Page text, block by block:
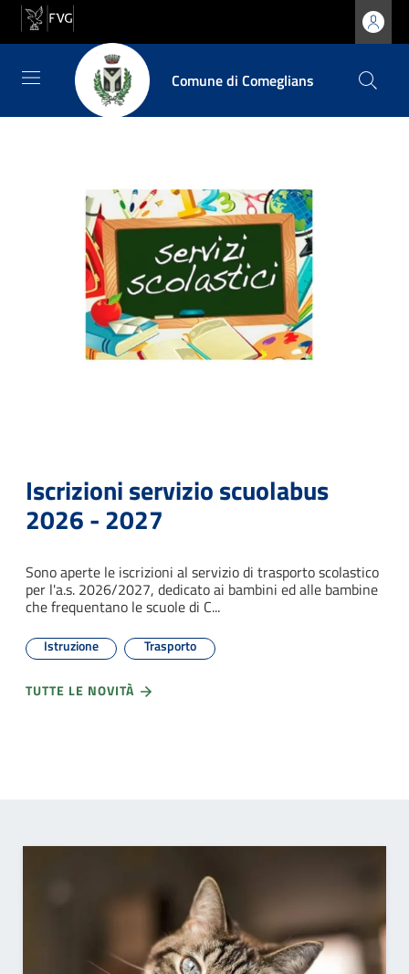
Comune di Comeglians
Iscrizioni servizio scuolabus
2026 - 2027
Sono aperte le iscrizioni al servizio di trasporto scolastico
per l'a.s. 2026/2027, dedicato ai bambini ed alle bambine
che frequentano le scuole di C...
Istruzione Trasporto
TUTTE LE NOVITÀ